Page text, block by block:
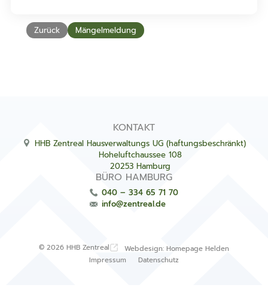
Zurück Mängelmeldung
KONTAKT
HHB Zentreal Hausverwaltungs UG (haftungsbeschränkt)
Hoheluftchaussee 108
20253 Hamburg
BÜRO HAMBURG
040 – 334 65 71 70
info@zentreal.de
© 2026 HHB Zentreal
Webdesign: Homepage Helden
Impressum
Datenschutz